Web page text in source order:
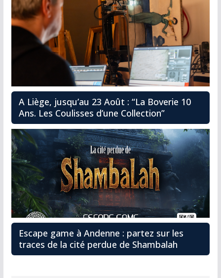
A Liège, jusqu’au 23 Août : “La Boverie 10
Ans. Les Coulisses d’une Collection”
Escape game à Andenne : partez sur les
traces de la cité perdue de Shambalah